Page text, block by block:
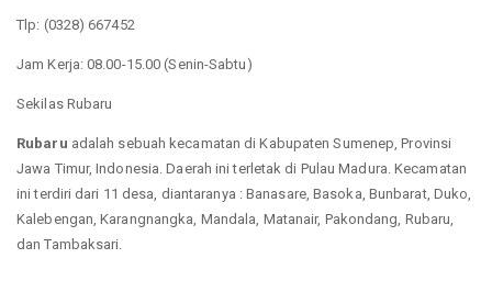
Tlp: (0328) 667452
Jam Kerja: 08.00-15.00 (Senin-Sabtu)
Sekilas Rubaru
Rubaru adalah sebuah kecamatan di Kabupaten Sumenep, Provinsi
Jawa Timur, Indonesia. Daerah ini terletak di Pulau Madura. Kecamatan
ini terdiri dari 11 desa, diantaranya : Banasare, Basoka, Bunbarat, Duko,
Kalebengan, Karangnangka, Mandala, Matanair, Pakondang, Rubaru,
dan Tambaksari.